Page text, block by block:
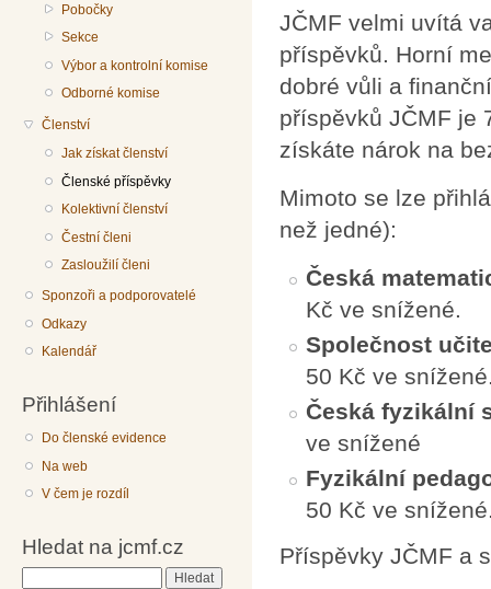
Pobočky
Sekce
Výbor a kontrolní komise
Odborné komise
Členství
Jak získat členství
Členské příspěvky
Kolektivní členství
Čestní členi
Zasloužilí členi
Sponzoři a podporovatelé
Odkazy
Kalendář
Přihlášení
Do členské evidence
Na web
V čem je rozdíl
Hledat na jcmf.cz
JČMF velmi uvítá
příspěvků. Horní
dobré vůli a
příspěvků JČMF je
získáte nárok na
Mimoto se lze
než jedné):
Česká
Kč ve snížené.
Společnost
50 Kč ve
Česká fyzikální
ve snížené
Fyzikální
50 Kč ve
Příspěvky JČMF a